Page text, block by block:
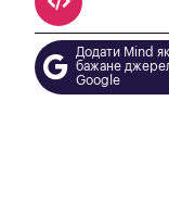
Додати Mind як
бажане
Google